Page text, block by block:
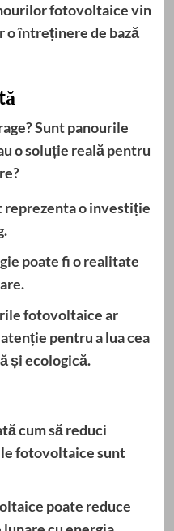
fotovoltaicevin
o întreținere de bază
Suntpanourile
o soluție reală pentru
reprezenta o investiție
poate fi o realitate
fotovoltaicear
pentru a lua cea
și ecologică.
cum să reduci
fotovoltaice sunt
poate reduce